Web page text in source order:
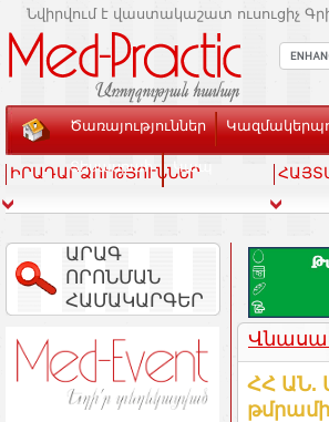
Նվիրվում է վաստակաշատ ուսուցիչ
Ծառայություններ
Տեսասրահ Կապ
ԻՐԱԴԱՐՁՈՒԹՅՈՒՆՆԵՐ
ԱՐԱԳ
ՈՐՈՆՄԱՆ
ՀԱՄԱԿԱՐԳԵՐ
ՀՀ ԱՆ.